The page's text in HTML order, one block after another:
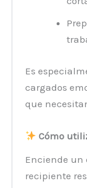
Es
cargados
que
Cómo
Enciende un
recipiente